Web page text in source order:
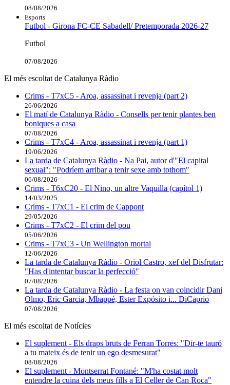
08/08/2026
Esports
Futbol - Girona FC-CE Sabadell/ Pretemporada 2026-27
Futbol
07/08/2026
El més escoltat de Catalunya Ràdio
Crims - T7xC5 - Aroa, assassinat i revenja (part 2)
26/06/2026
El matí de Catalunya Ràdio - Consells per tenir plantes ben
boniques a casa
07/08/2026
Crims - T7xC4 - Aroa, assassinat i revenja (part 1)
19/06/2026
La tarda de Catalunya Ràdio - Na Pai, autor d'"El capital
sexual": "Podríem arribar a tenir sexe amb tothom"
06/08/2026
Crims - T6xC20 - El Nino, un altre Vaquilla (capítol 1)
14/03/2025
Crims - T7xC1 - El crim de Cappont
29/05/2026
Crims - T7xC2 - El crim del pou
05/06/2026
Crims - T7xC3 - Un Wellington mortal
12/06/2026
La tarda de Catalunya Ràdio - Oriol Castro, xef del Disfrutar:
"Has d'intentar buscar la perfecció"
07/08/2026
La tarda de Catalunya Ràdio - La festa on van coincidir Dani
Olmo, Eric Garcia, Mbappé, Ester Expósito i... DiCaprio
07/08/2026
El més escoltat de Notícies
El suplement - Els draps bruts de Ferran Torres: "Dir-te tauró
a tu mateix és de tenir un ego desmesurat"
08/08/2026
El suplement - Montserrat Fontané: "M'ha costat molt
entendre la cuina dels meus fills a El Celler de Can Roca"